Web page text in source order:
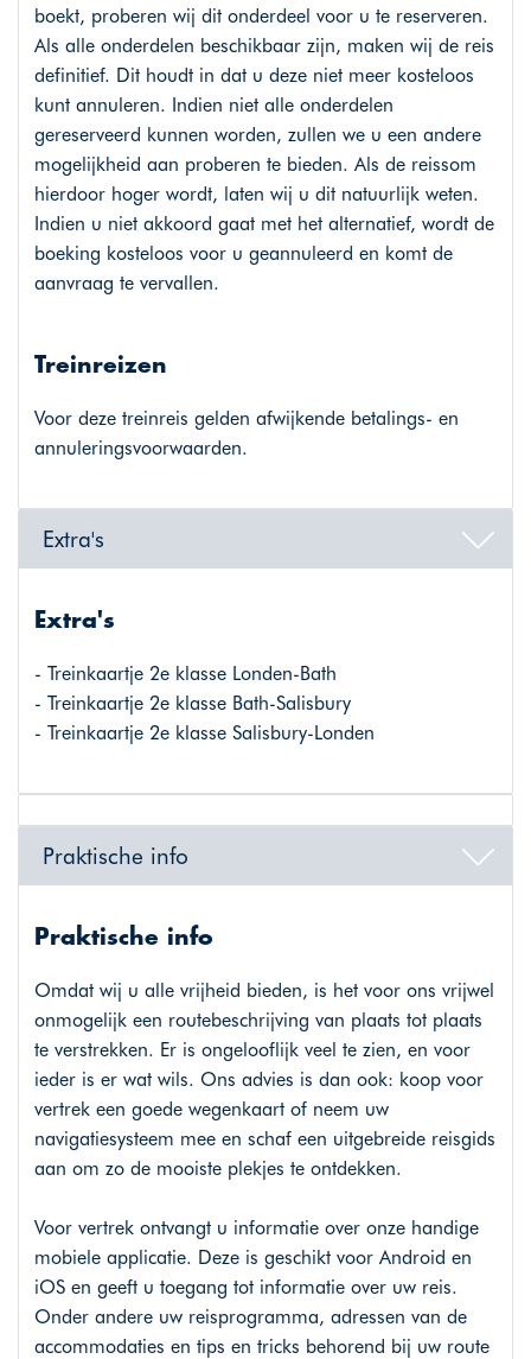
boekt, proberen wij dit onderdeel voor u te reserveren.
Als alle onderdelen beschikbaar zijn, maken wij de reis
definitief. Dit houdt in dat u deze niet meer kosteloos
kunt annuleren. Indien niet alle onderdelen
gereserveerd kunnen worden, zullen we u een andere
mogelijkheid aan proberen te bieden. Als de reissom
hierdoor hoger wordt, laten wij u dit natuurlijk weten.
Indien u niet akkoord gaat met het alternatief, wordt de
boeking kosteloos voor u geannuleerd en komt de
aanvraag te vervallen.
Treinreizen
Voor deze treinreis gelden afwijkende betalings- en
annuleringsvoorwaarden.
Extra's
Extra's
- Treinkaartje 2e klasse Londen-Bath
- Treinkaartje 2e klasse Bath-Salisbury
- Treinkaartje 2e klasse Salisbury-Londen
Praktische info
Praktische info
Omdat wij u alle vrijheid bieden, is het voor ons vrijwel
onmogelijk een routebeschrijving van plaats tot plaats
te verstrekken. Er is ongelooflijk veel te zien, en voor
ieder is er wat wils. Ons advies is dan ook: koop voor
vertrek een goede wegenkaart of neem uw
navigatiesysteem mee en schaf een uitgebreide reisgids
aan om zo de mooiste plekjes te ontdekken.
Voor vertrek ontvangt u informatie over onze handige
mobiele applicatie. Deze is geschikt voor Android en
iOS en geeft u toegang tot informatie over uw reis.
Onder andere uw reisprogramma, adressen van de
accommodaties en tips en tricks behorend bij uw route